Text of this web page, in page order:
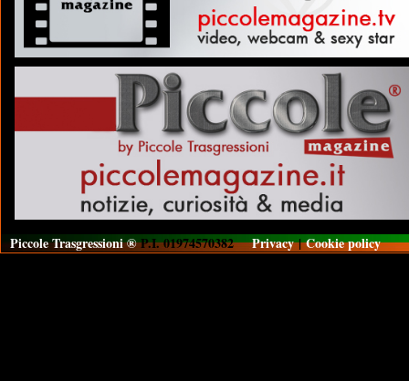
Piccole Trasgressioni ®P.I. 01974570382Privacy|Cookie policy